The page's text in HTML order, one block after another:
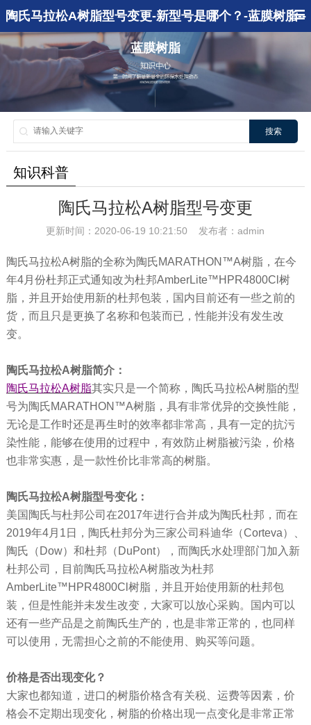
陶氏马拉松A树脂型号变更-新型号是哪个？-蓝膜树脂--
蓝膜树脂
搜索
知识科普
陶氏马拉松A树脂型号变更
更新时间：2020-06-19 10:21:50 发布者：admin
陶氏马拉松A树脂的全称为陶氏MARATHON™A树脂，在今
年4月份杜邦正式通知改为杜邦AmberLite™HPR4800Cl树
脂，并且开始使用新的杜邦包装，国内目前还有一些之前的
货，而且只是更换了名称和包装而已，性能并没有发生改
变。
陶氏马拉松A树脂简介：
陶氏马拉松A树脂其实只是一个简称，陶氏马拉松A树脂的型
号为陶氏MARATHON™A树脂，具有非常优异的交换性能，
无论是工作时还是再生时的效率都非常高，具有一定的抗污
染性能，能够在使用的过程中，有效防止树脂被污染，价格
也非常实惠，是一款性价比非常高的树脂。
陶氏马拉松A树脂型号变化：
美国陶氏与杜邦公司在2017年进行合并成为陶氏杜邦，而在
2019年4月1日，陶氏杜邦分为三家公司科迪华（Corteva）、
陶氏（Dow）和杜邦（DuPont），而陶氏水处理部门加入新
杜邦公司，目前陶氏马拉松A树脂改为杜邦
AmberLite™HPR4800Cl树脂，并且开始使用新的杜邦包
装，但是性能并未发生改变，大家可以放心采购。国内可以
还有一些产品是之前陶氏生产的，也是非常正常的，也同样
可以使用，无需担心之前的不能使用、购买等问题。
价格是否出现变化？
大家也都知道，进口的树脂价格含有关税、运费等因素，价
格会不定期出现变化，树脂的价格出现一点变化是非常正常